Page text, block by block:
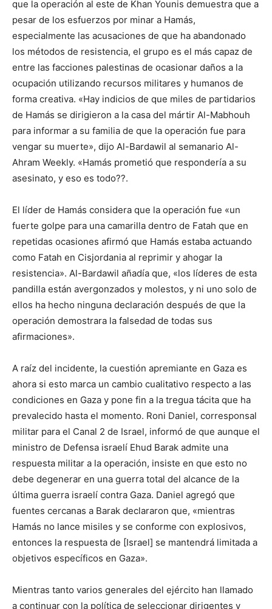
que la operación al este de Khan Younis demuestra que a
pesar de los esfuerzos por minar a Hamás,
especialmente las acusaciones de que ha abandonado
los métodos de resistencia, el grupo es el más capaz de
entre las facciones palestinas de ocasionar daños a la
ocupación utilizando recursos militares y humanos de
forma creativa. «Hay indicios de que miles de partidarios
de Hamás se dirigieron a la casa del mártir Al-Mabhouh
para informar a su familia de que la operación fue para
vengar su muerte», dijo Al-Bardawil al semanario Al-
Ahram Weekly. «Hamás prometió que respondería a su
asesinato, y eso es todo??.
El líder de Hamás considera que la operación fue «un
fuerte golpe para una camarilla dentro de Fatah que en
repetidas ocasiones afirmó que Hamás estaba actuando
como Fatah en Cisjordania al reprimir y ahogar la
resistencia». Al-Bardawil añadía que, «los líderes de esta
pandilla están avergonzados y molestos, y ni uno solo de
ellos ha hecho ninguna declaración después de que la
operación demostrara la falsedad de todas sus
afirmaciones».
A raíz del incidente, la cuestión apremiante en Gaza es
ahora si esto marca un cambio cualitativo respecto a las
condiciones en Gaza y pone fin a la tregua tácita que ha
prevalecido hasta el momento. Roni Daniel, corresponsal
militar para el Canal 2 de Israel, informó de que aunque el
ministro de Defensa israelí Ehud Barak admite una
respuesta militar a la operación, insiste en que esto no
debe degenerar en una guerra total del alcance de la
última guerra israelí contra Gaza. Daniel agregó que
fuentes cercanas a Barak declararon que, «mientras
Hamás no lance misiles y se conforme con explosivos,
entonces la respuesta de [Israel] se mantendrá limitada a
objetivos específicos en Gaza».
Mientras tanto varios generales del ejército han llamado
a continuar con la política de seleccionar dirigentes y